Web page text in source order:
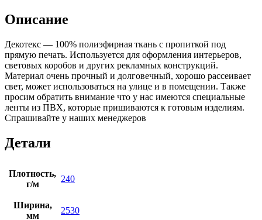
Описание
Декотекс — 100% полиэфирная ткань с пропиткой под
прямую печать. Используется для оформления интерьеров,
световых коробов и других рекламных конструкций.
Материал очень прочный и долговечный, хорошо рассеивает
свет, может использоваться на улице и в помещении. Также
просим обратить внимание что у нас имеются специальные
ленты из ПВХ, которые пришиваются к готовым изделиям.
Спрашивайте у наших менеджеров
Детали
Плотность,
г/м
240
Ширина,
мм
2530